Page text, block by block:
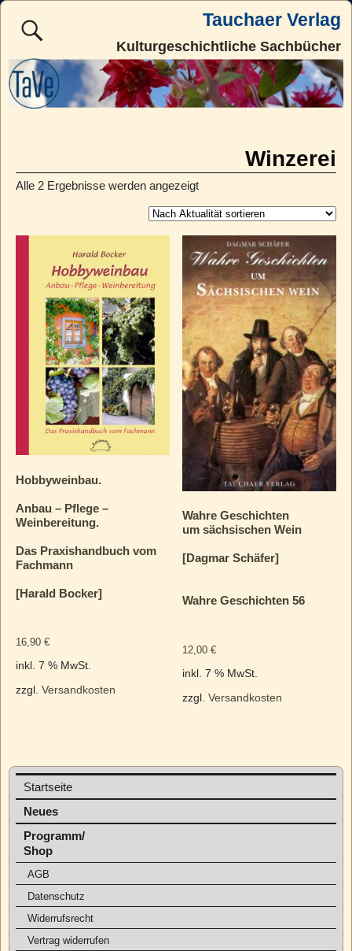
Tauchaer Verlag
Kulturgeschichtliche Sachbücher
Winzerei
Alle 2 Ergebnisse werden angezeigt
Hobbyweinbau.
Anbau – Pflege –
Weinbereitung.
Das Praxishandbuch vom
Fachmann
[Harald Bocker]
16,90 €
inkl. 7 % MwSt.
zzgl. Versandkosten
Wahre Geschichten
um sächsischen Wein
[Dagmar Schäfer]
Wahre Geschichten 56
12,00€
inkl. 7 % MwSt.
zzgl.Versandkosten
Startseite
Neues
Programm/
Shop
AGB
Datenschutz
Widerrufsrecht
Vertrag widerrufen